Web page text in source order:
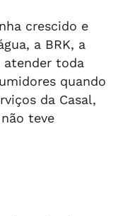
crescido e
a BRK, a
toda
quando
da Casal,
teve